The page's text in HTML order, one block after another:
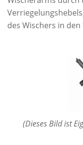
des Wischers in
(Dieses Bild ist